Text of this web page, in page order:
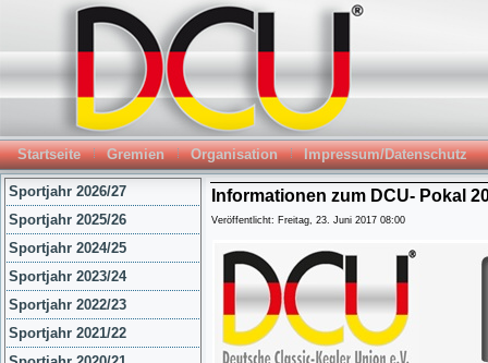
Startseite Gremien Organisation Impressum/Datenschutz
Sportjahr 2026/27
Sportjahr 2025/26
Sportjahr 2024/25
Sportjahr 2023/24
Sportjahr 2022/23
Sportjahr 2021/22
Informationen zum DCU- Pokal
Veröffentlicht: Freitag, 23. Juni 2017 08:00